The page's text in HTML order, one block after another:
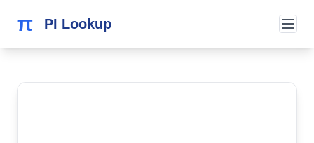
π PI Lookup